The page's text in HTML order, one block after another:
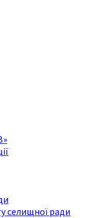
селищної ради